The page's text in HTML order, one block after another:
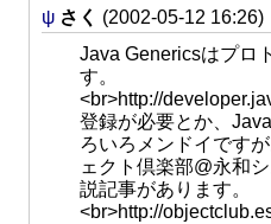
ψ さく (2002-05-12 16:26)
Java Genericsはプロ
す。
<br>http://
登録が必要とか、
ろいろメンドイです
ェクト倶楽部@永和
説記事があります。
<br>http://